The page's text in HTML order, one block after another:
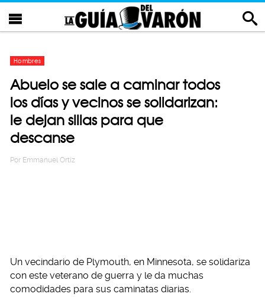
Hombres
Abuelo se sale a caminar todos
los días y vecinos se solidarizan:
le dejan sillas para que
descanse
Por Emmanuel Ortiz
Un vecindario de Plymouth, en Minnesota, se solidariza
con este veterano de guerra y le da muchas
comodidades para sus caminatas diarias.